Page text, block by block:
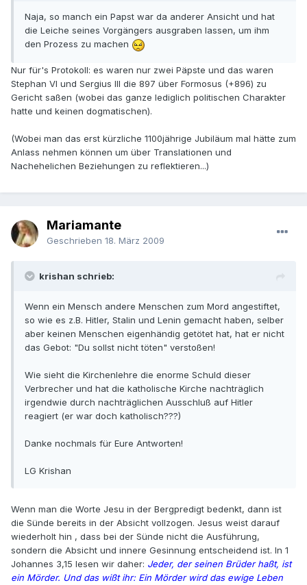
Naja, so manch ein Papst war da anderer Ansicht und hat
die Leiche seines Vorgängers ausgraben lassen, um ihm
den Prozess zu machen
Nur für's Protokoll: es waren nur zwei Päpste und das waren
Stephan VI und Sergius III die 897 über Formosus (+896) zu
Gericht saßen (wobei das ganze lediglich politischen Charakter
hatte und keinen dogmatischen).
(Wobei man das erst kürzliche 1100jährige Jubiläum mal hätte zum
Anlass nehmen können um über Translationen und
Nachehelichen Beziehungen zu reflektieren...)
Mariamante
Geschrieben 18. März 2009
krishan schrieb:
Wenn ein Mensch andere Menschen zum Mord angestiftet,
so wie es z.B. Hitler, Stalin und Lenin gemacht haben, selber
aber keinen Menschen eigenhändig getötet hat, hat er nicht
das Gebot: "Du sollst nicht töten" verstoßen!
Wie sieht die Kirchenlehre die enorme Schuld dieser
Verbrecher und hat die katholische Kirche nachträglich
irgendwie durch nachträglichen Ausschluß auf Hitler
reagiert (er war doch katholisch???)
Danke nochmals für Eure Antworten!
LG Krishan
Wenn man die Worte Jesu in der Bergpredigt bedenkt, dann ist
die Sünde bereits in der Absicht vollzogen. Jesus weist darauf
wiederholt hin , dass bei der Sünde nicht die Ausführung,
sondern die Absicht und innere Gesinnung entscheidend ist. In 1
Johannes 3,15 lesen wir daher: Jeder, der seinen Brüder haßt, ist
ein Mörder. Und das wißt ihr: Ein Mörder wird das ewige Leben